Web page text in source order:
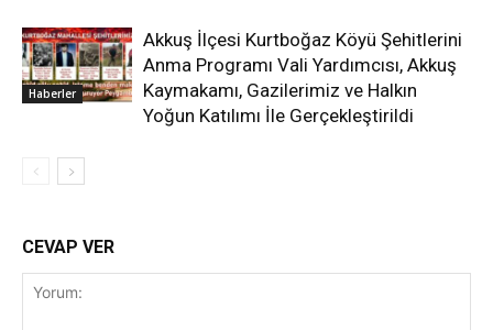
Haberler
Akkuş İlçesi Kurtboğaz Köyü Şehitlerini
Anma Programı Vali Yardımcısı, Akkuş
Kaymakamı, Gazilerimiz ve Halkın
Yoğun Katılımı İle Gerçekleştirildi
CEVAP VER